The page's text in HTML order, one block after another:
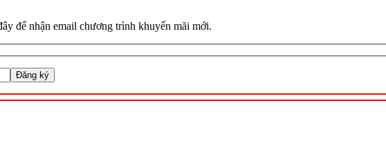
để nhận email chương trình khuyến mãi mới.